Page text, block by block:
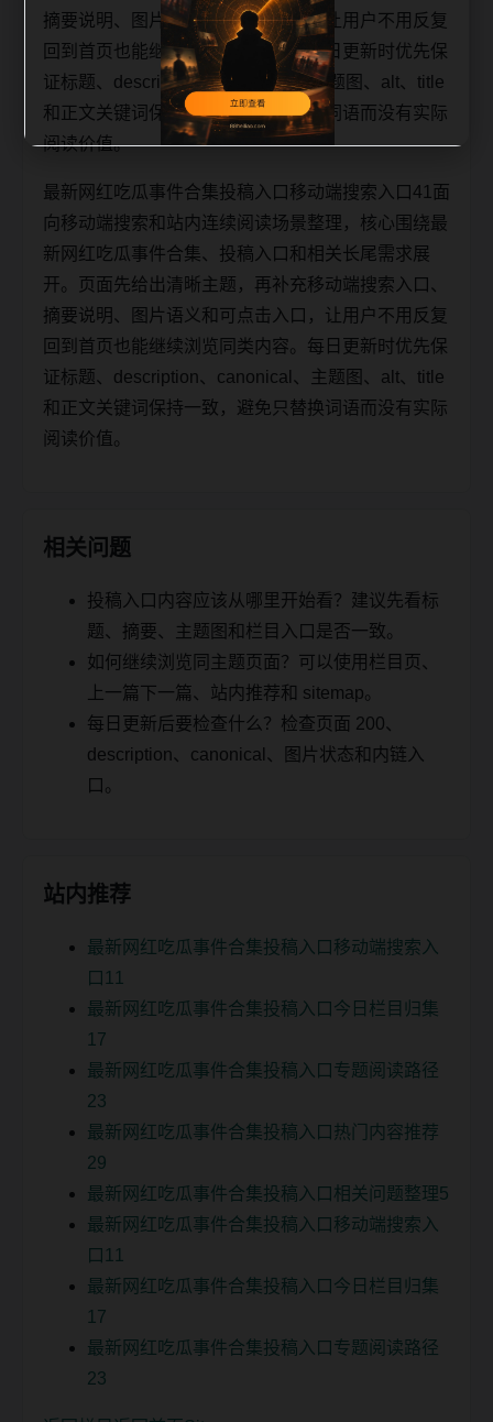
摘要说明、图片语义和可点击入口，让用户不用反复
回到首页也能继续浏览同类内容。每日更新时优先保
证标题、description、canonical、主题图、alt、title
和正文关键词保持一致，避免只替换词语而没有实际
阅读价值。
最新网红吃瓜事件合集投稿入口移动端搜索入口41面
向移动端搜索和站内连续阅读场景整理，核心围绕最
新网红吃瓜事件合集、投稿入口和相关长尾需求展
开。页面先给出清晰主题，再补充移动端搜索入口、
摘要说明、图片语义和可点击入口，让用户不用反复
回到首页也能继续浏览同类内容。每日更新时优先保
证标题、description、canonical、主题图、alt、title
和正文关键词保持一致，避免只替换词语而没有实际
阅读价值。
相关问题
投稿入口内容应该从哪里开始看？建议先看标
题、摘要、主题图和栏目入口是否一致。
如何继续浏览同主题页面？可以使用栏目页、
上一篇下一篇、站内推荐和 sitemap。
每日更新后要检查什么？检查页面 200、
description、canonical、图片状态和内链入
口。
站内推荐
最新网红吃瓜事件合集投稿入口移动端搜索入
口11
最新网红吃瓜事件合集投稿入口今日栏目归集
17
最新网红吃瓜事件合集投稿入口专题阅读路径
23
最新网红吃瓜事件合集投稿入口热门内容推荐
29
最新网红吃瓜事件合集投稿入口相关问题整理5
最新网红吃瓜事件合集投稿入口移动端搜索入
口11
最新网红吃瓜事件合集投稿入口今日栏目归集
17
最新网红吃瓜事件合集投稿入口专题阅读路径
23